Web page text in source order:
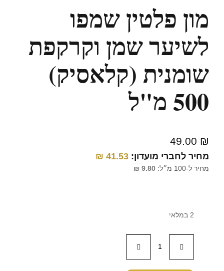
מון פלטין שמפו
לשיער שמן וקרקפת
שומנית (קלאסיק)
500 מ"ל
49.00 ₪
מחיר לחברי מועדון: 41.53
₪
מחיר ל-100 מ״ל: 9.80
₪
2 במלאי